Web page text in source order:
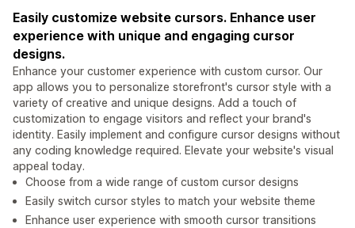
Easily customize website cursors. Enhance user
experience with unique and engaging cursor
designs.
Enhance your customer experience with custom cursor. Our
app allows you to personalize storefront's cursor style with a
variety of creative and unique designs. Add a touch of
customization to engage visitors and reflect your brand's
identity. Easily implement and configure cursor designs without
any coding knowledge required. Elevate your website's visual
appeal today.
Choose from a wide range of custom cursor designs
Easily switch cursor styles to match your website theme
Enhance user experience with smooth cursor transitions